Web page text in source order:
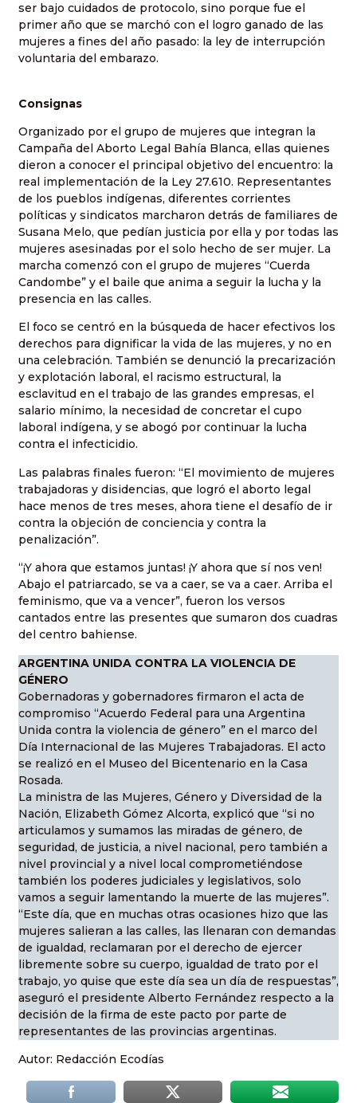
ser bajo cuidados de protocolo, sino porque fue el
primer año que se marchó con el logro ganado de las
mujeres a fines del año pasado: la ley de interrupción
voluntaria del embarazo.
Consignas
Organizado por el grupo de mujeres que integran la
Campaña del Aborto Legal Bahía Blanca, ellas quienes
dieron a conocer el principal objetivo del encuentro: la
real implementación de la Ley 27.610. Representantes
de los pueblos indígenas, diferentes corrientes
políticas y sindicatos marcharon detrás de familiares de
Susana Melo, que pedían justicia por ella y por todas las
mujeres asesinadas por el solo hecho de ser mujer. La
marcha comenzó con el grupo de mujeres “Cuerda
Candombe” y el baile que anima a seguir la lucha y la
presencia en las calles.
El foco se centró en la búsqueda de hacer efectivos los
derechos para dignificar la vida de las mujeres, y no en
una celebración. También se denunció la precarización
y explotación laboral, el racismo estructural, la
esclavitud en el trabajo de las grandes empresas, el
salario mínimo, la necesidad de concretar el cupo
laboral indígena, y se abogó por continuar la lucha
contra el infecticidio.
Las palabras finales fueron: “El movimiento de mujeres
trabajadoras y disidencias, que logró el aborto legal
hace menos de tres meses, ahora tiene el desafío de ir
contra la objeción de conciencia y contra la
penalización”.
“¡Y ahora que estamos juntas! ¡Y ahora que sí nos ven!
Abajo el patriarcado, se va a caer, se va a caer. Arriba el
feminismo, que va a vencer”, fueron los versos
cantados entre las presentes que sumaron dos cuadras
del centro bahiense.
ARGENTINA UNIDA CONTRA LA VIOLENCIA DE
GÉNERO
Gobernadoras y gobernadores firmaron el acta de
compromiso “Acuerdo Federal para una Argentina
Unida contra la violencia de género” en el marco del
Día Internacional de las Mujeres Trabajadoras. El acto
se realizó en el Museo del Bicentenario en la Casa
Rosada.
La ministra de las Mujeres, Género y Diversidad de la
Nación, Elizabeth Gómez Alcorta, explicó que “si no
articulamos y sumamos las miradas de género, de
seguridad, de justicia, a nivel nacional, pero también a
nivel provincial y a nivel local comprometiéndose
también los poderes judiciales y legislativos, solo
vamos a seguir lamentando la muerte de las mujeres”.
“Este día, que en muchas otras ocasiones hizo que las
mujeres salieran a las calles, las llenaran con demandas
de igualdad, reclamaran por el derecho de ejercer
libremente sobre su cuerpo, igualdad de trato por el
trabajo, yo quise que este día sea un día de respuestas”,
aseguró el presidente Alberto Fernández respecto a la
decisión de la firma de este pacto por parte de
representantes de las provincias argentinas.
Autor: Redacción Ecodías